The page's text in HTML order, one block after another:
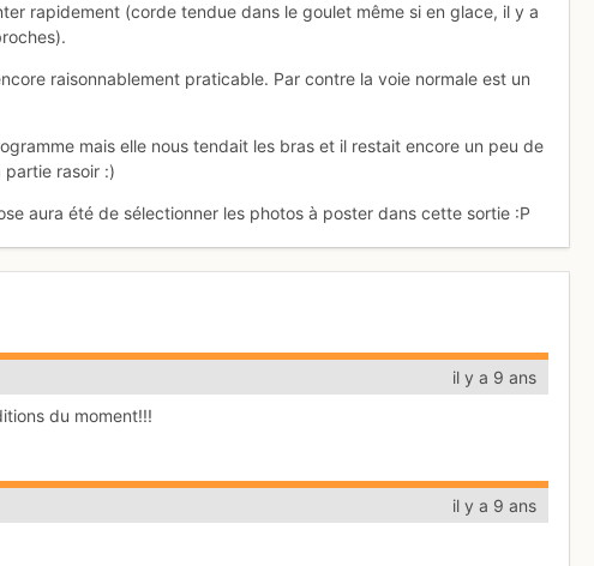
rapidement (corde tendue dans le goulet même si en glace, il y a
raisonnablement praticable. Par contre la voie normale est un
mais elle nous tendait les bras et il restait encore un peu de
rasoir :)
aura été de sélectionner les photos à poster dans cette sortie :P
il y a 9 ans
du moment!!!
il y a 9 ans